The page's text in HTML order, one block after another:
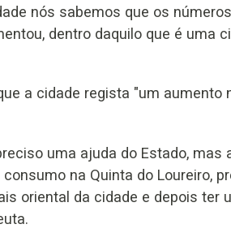
nós sabemos que os
dentro daquilo que é uma
a cidade regista "um aumento
uma ajuda do Estado,
na Quinta do Loureiro,
oriental da cidade e depois ter